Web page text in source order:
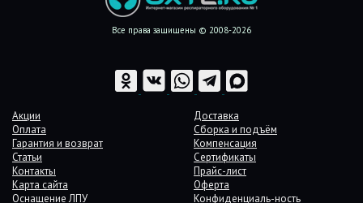
Все права защищены © 2008-2026
Акции
Доставка
Оплата
Сборка и подъём
Гарантия и возврат
Компенсация
Статьи
Сертификаты
Контакты
Прайс-лист
Карта сайта
Оферта
Оснащение ЛПУ
Конфиденциаль-ность